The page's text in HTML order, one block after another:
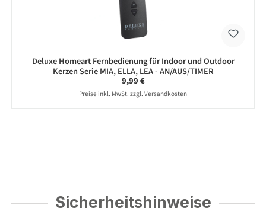
Deluxe Homeart Fernbedienung für Indoor und Outdoor
Kerzen Serie MIA, ELLA, LEA - AN/AUS/TIMER
Regulärer Preis:
9,99 €
Preise inkl. MwSt. zzgl. Versandkosten
Sicherheitshinweise